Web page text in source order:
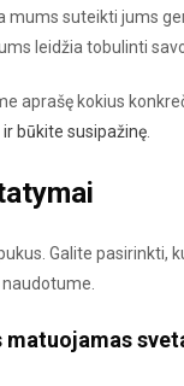
mums suteikti jums
leidžia tobulinti
aprašę kokius
būkite susipažinę
Galite pasirinkti,
matuojamas